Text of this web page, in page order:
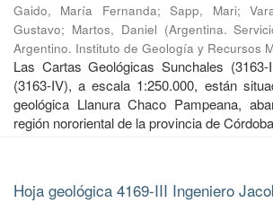
Gaido, María Fernanda;Sapp, Mari;
Gustavo; Martos, Daniel (Argentina.
Argentino. Instituto de Geología y Recursos
Las Cartas Geológicas Sunchales
(3163-IV), a escala 1:250.000, están
geológica Llanura Chaco Pampeana,
región nororiental de la provincia de
Hoja geológica 4169-III Ingeniero